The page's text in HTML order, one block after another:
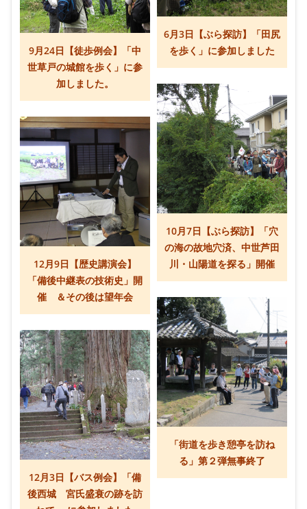
6月3日【ぶら探訪】「田尻
を歩く」に参加しました
9月24日【徒歩例会】「中
世草戸の城館を歩く」に参
加しました。
10月7日【ぶら探訪】「穴
の海の故地穴済、中世芦田
川・山陽道を探る」開催
12月9日【歴史講演会】
「備後中継表の技術史」開
催 ＆その後は望年会
「街道を歩き憩亭を訪ね
る」第２弾無事終了
12月3日【バス例会】「備
後西城 宮氏盛衰の跡を訪